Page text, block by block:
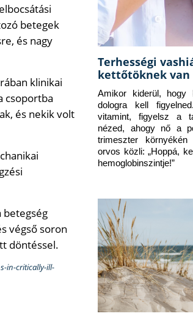
betegek
és nagy
klinikai
csoportba
és nekik volt
betegség
végső soron
döntéssel.
in-critically-ill-
Terhességi
kettőtöknek van
Amikor kiderül, hogy
dologra kell
vitamint, figyelsz a
nézed, ahogy nő a
trimeszter
orvos közli: „Hoppá,
hemoglobinszintje!”